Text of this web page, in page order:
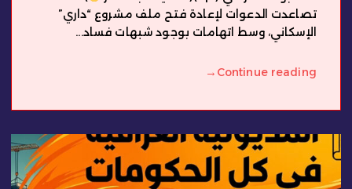
تصاعدت الدعوات لإعادة فتح ملف مشروع “داري”
الإسكاني، وسط اتهامات بوجود شبهات فساد...
Continue reading
→